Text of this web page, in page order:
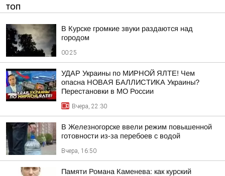
ТОП
В Курске громкие звуки раздаются над
городом
00:25
УДАР Украины по МИРНОЙ ЯЛТЕ! Чем
опасна НОВАЯ БАЛЛИСТИКА Украины?
Перестановки в МО России
Вчера, 22:30
В Железногорске ввели режим повышенной
готовности из-за перебоев с водой
Вчера, 16:50
Памяти Романа Каменева: как курский